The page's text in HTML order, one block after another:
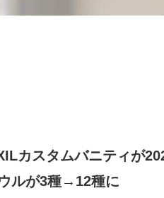
カスタムバニティが
ルが3種→12種に